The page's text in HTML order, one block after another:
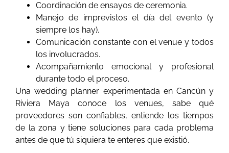
Coordinación de ensayos de ceremonia.
Manejo de imprevistos el día del evento (y
siempre los hay).
Comunicación constante con el venue y todos
los involucrados.
Acompañamiento emocional y profesional
durante todo el proceso.
Una wedding planner experimentada en Cancún y
Riviera Maya conoce los venues, sabe qué
proveedores son confiables, entiende los tiempos
de la zona y tiene soluciones para cada problema
antes de que tú siquiera te enteres que existió.